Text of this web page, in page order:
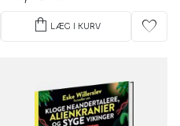
shopping_bag LÆG I KURV favorite